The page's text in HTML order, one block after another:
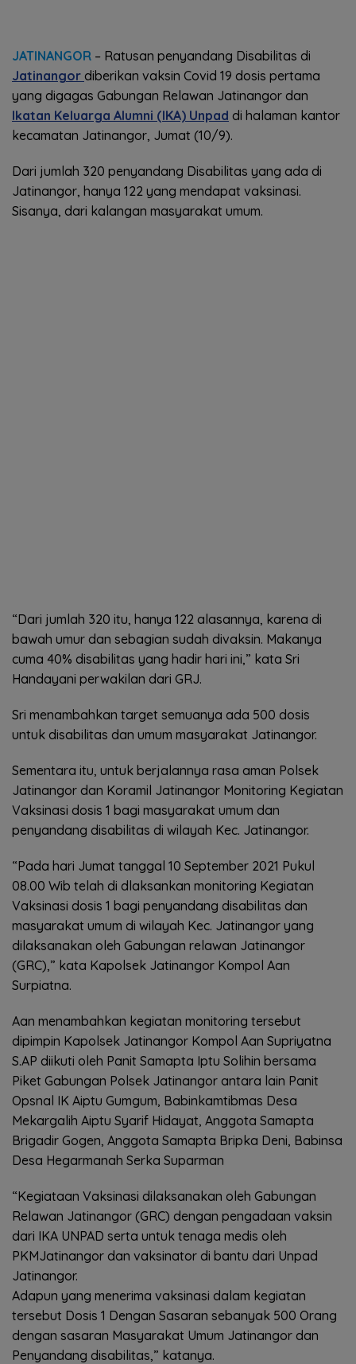
JATINANGOR – Ratusan penyandang Disabilitas di
Jatinangor diberikan vaksin Covid 19 dosis pertama
yang digagas Gabungan Relawan Jatinangor dan
Ikatan Keluarga Alumni (IKA) Unpad di halaman kantor
kecamatan Jatinangor, Jumat (10/9).
Dari jumlah 320 penyandang Disabilitas yang ada di
Jatinangor, hanya 122 yang mendapat vaksinasi.
Sisanya, dari kalangan masyarakat umum.
“Dari jumlah 320 itu, hanya 122 alasannya, karena di
bawah umur dan sebagian sudah divaksin. Makanya
cuma 40% disabilitas yang hadir hari ini,” kata Sri
Handayani perwakilan dari GRJ.
Sri menambahkan target semuanya ada 500 dosis
untuk disabilitas dan umum masyarakat Jatinangor.
Sementara itu, untuk berjalannya rasa aman Polsek
Jatinangor dan Koramil Jatinangor Monitoring Kegiatan
Vaksinasi dosis 1 bagi masyarakat umum dan
penyandang disabilitas di wilayah Kec. Jatinangor.
“Pada hari Jumat tanggal 10 September 2021 Pukul
08.00 Wib telah di dlaksankan monitoring Kegiatan
Vaksinasi dosis 1 bagi penyandang disabilitas dan
masyarakat umum di wilayah Kec. Jatinangor yang
dilaksanakan oleh Gabungan relawan Jatinangor
(GRC),” kata Kapolsek Jatinangor Kompol Aan
Surpiatna.
Aan menambahkan kegiatan monitoring tersebut
dipimpin Kapolsek Jatinangor Kompol Aan Supriyatna
S.AP diikuti oleh Panit Samapta Iptu Solihin bersama
Piket Gabungan Polsek Jatinangor antara lain Panit
Opsnal IK Aiptu Gumgum, Babinkamtibmas Desa
Mekargalih Aiptu Syarif Hidayat, Anggota Samapta
Brigadir Gogen, Anggota Samapta Bripka Deni, Babinsa
Desa Hegarmanah Serka Suparman
“Kegiataan Vaksinasi dilaksanakan oleh Gabungan
Relawan Jatinangor (GRC) dengan pengadaan vaksin
dari IKA UNPAD serta untuk tenaga medis oleh
PKMJatinangor dan vaksinator di bantu dari Unpad
Jatinangor.
Adapun yang menerima vaksinasi dalam kegiatan
tersebut Dosis 1 Dengan Sasaran sebanyak 500 Orang
dengan sasaran Masyarakat Umum Jatinangor dan
Penyandang disabilitas,” katanya.